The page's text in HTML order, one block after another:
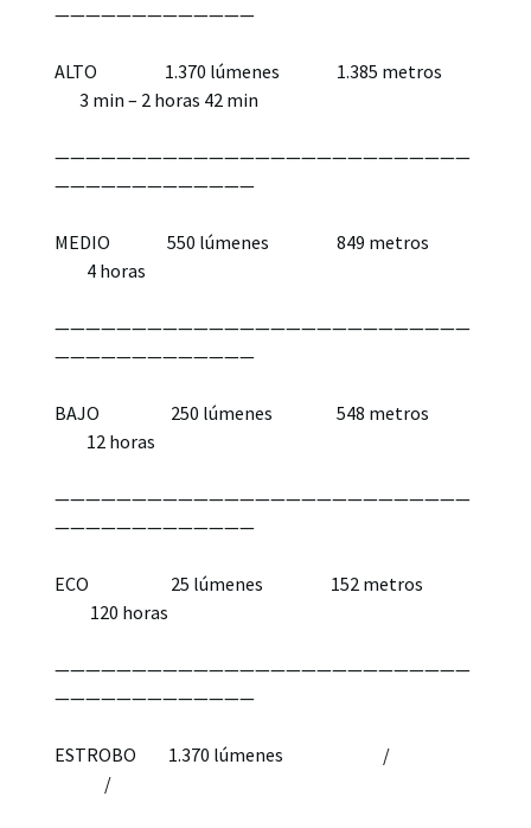
—————————————
ALTO 1.370 lúmenes 1.385 metros
3 min – 2 horas 42 min
———————————————————————————
—————————————
MEDIO 550 lúmenes 849 metros
4 horas
———————————————————————————
—————————————
BAJO 250 lúmenes 548 metros
12 horas
———————————————————————————
—————————————
ECO 25 lúmenes 152 metros
120 horas
———————————————————————————
—————————————
ESTROBO 1.370 lúmenes /
/